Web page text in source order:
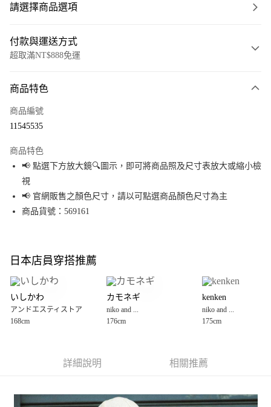
請選擇商品選項
付款與運送方式
超取滿NT$888免運
信用卡一次付款
Apple Pay
街口支付
悠遊付
全盈+PAY
大哥付你分期
【大哥付你分期使用說明】
1.本服務由台灣大哥大提供，台灣大哥大用戶可立即使用無須另外申請。
2.付款方式選擇「大哥付你分期」，訂單成立後會自動跳轉到大哥付的交易
3.實際核准額度、可分期數及費用金額請依後續交易確認頁面所載為準。
4.訂單成立30分鐘內，如未前往確認交易或遇審核未通過，訂單將自動取
【繳款方式說明】
AFTEE先享後付
３．安心：先確認商品／服務後，再付款。
每筆NT$80，滿NT$888(含以上)免運費
商品特色
商品編號
11545535
商品特色
📢 點選下方放大鏡🔍圖示，即可將商品照及尺寸表放大或縮小檢
視
📢 官網販售之顏色尺寸，請以可點選商品顏色尺寸為主
商品貨號：569161
日本店員穿搭推薦
いしかわ
アンドエスティストア
168cm
カモネギ
niko and ...
176cm
kenken
niko and ...
175cm
詳細說明 相關推薦